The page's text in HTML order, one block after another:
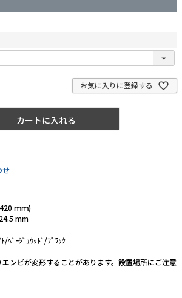
お気に入りに登録する
カートに入れる
せ
ｍｍ)
mm
ﾍﾞｰｼﾞｭｳｯﾄﾞ/ﾌﾞﾗｯｸ
ンビが変形することがあります。設置場所にご注意